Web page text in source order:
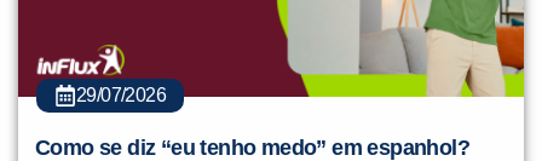
29/07/2026
Como se diz “eu tenho medo” em espanhol?